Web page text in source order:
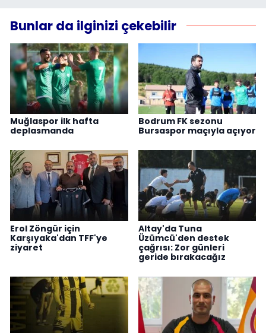
Bunlar da ilginizi çekebilir
Muğlaspor ilk hafta
deplasmanda
Bodrum FK sezonu
Bursaspor maçıyla açıyor
Erol Zöngür için
Karşıyaka'dan TFF'ye
ziyaret
Altay'da Tuna
Üzümcü'den destek
çağrısı: Zor günleri
geride bırakacağız